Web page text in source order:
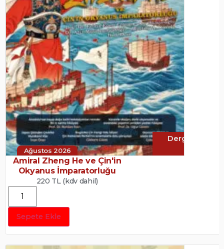
Ağustos 2026
Dergi
Amiral Zheng He ve Çin'in
Okyanus İmparatorluğu
220 TL (kdv dahil)
Sepete Ekle